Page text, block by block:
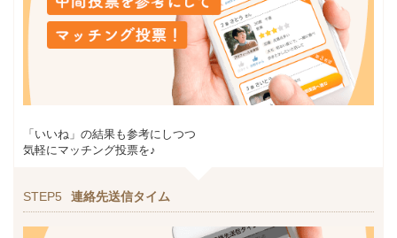
「いいね」の結果も参考にしつつ
気軽にマッチング投票を♪
STEP5 連絡先送信タイム